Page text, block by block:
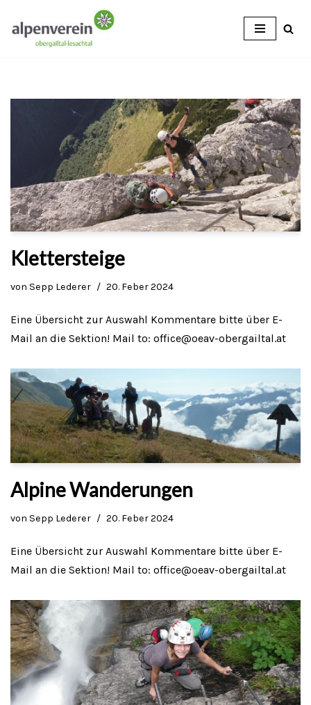
Zum
Klettersteige
von Sepp Lederer 20. Feber 2024
Eine Übersicht zur Auswahl Kommentare bitte über E-
Mail an die Sektion! Mail to: office@oeav-obergailtal.at
Alpine Wanderungen
von Sepp Lederer 20. Feber 2024
Eine Übersicht zur Auswahl Kommentare bitte über E-
Mail an die Sektion! Mail to: office@oeav-obergailtal.at